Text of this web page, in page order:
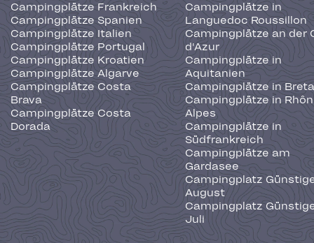
Campingplätze Frankreich
Campingplätze Spanien
Campingplätze Italien
Campingplätze Portugal
Campingplätze Kroatien
Campingplätze Algarve
Campingplätze Costa
Brava
Campingplätze Costa
Dorada
Campingplätze in
Languedoc Roussillon
Campingplätze an der
d'Azur
Campingplätze in
Aquitanien
Campingplätze in
Campingplätze in
Alpes
Campingplätze in
Südfrankreich
Campingplätze am
Gardasee
Campingplatz
August
Campingplatz
Juli